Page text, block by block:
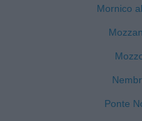
Mornico
Ponte